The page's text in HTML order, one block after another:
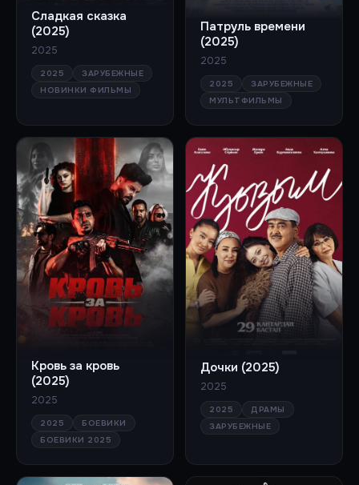
Сладкая сказка
(2025)
2025
2025
ЗАРУБЕЖНЫЕ
НОВИНКИ ФИЛЬМЫ
Патруль времени
(2025)
2025
2025
ЗАРУБЕЖНЫЕ
МУЛЬТФИЛЬМЫ
Кровь за кровь
(2025)
2025
2025
БОЕВИКИ
БОЕВИКИ 2025
Дочки (2025)
2025
2025
ДРАМЫ
ЗАРУБЕЖНЫЕ